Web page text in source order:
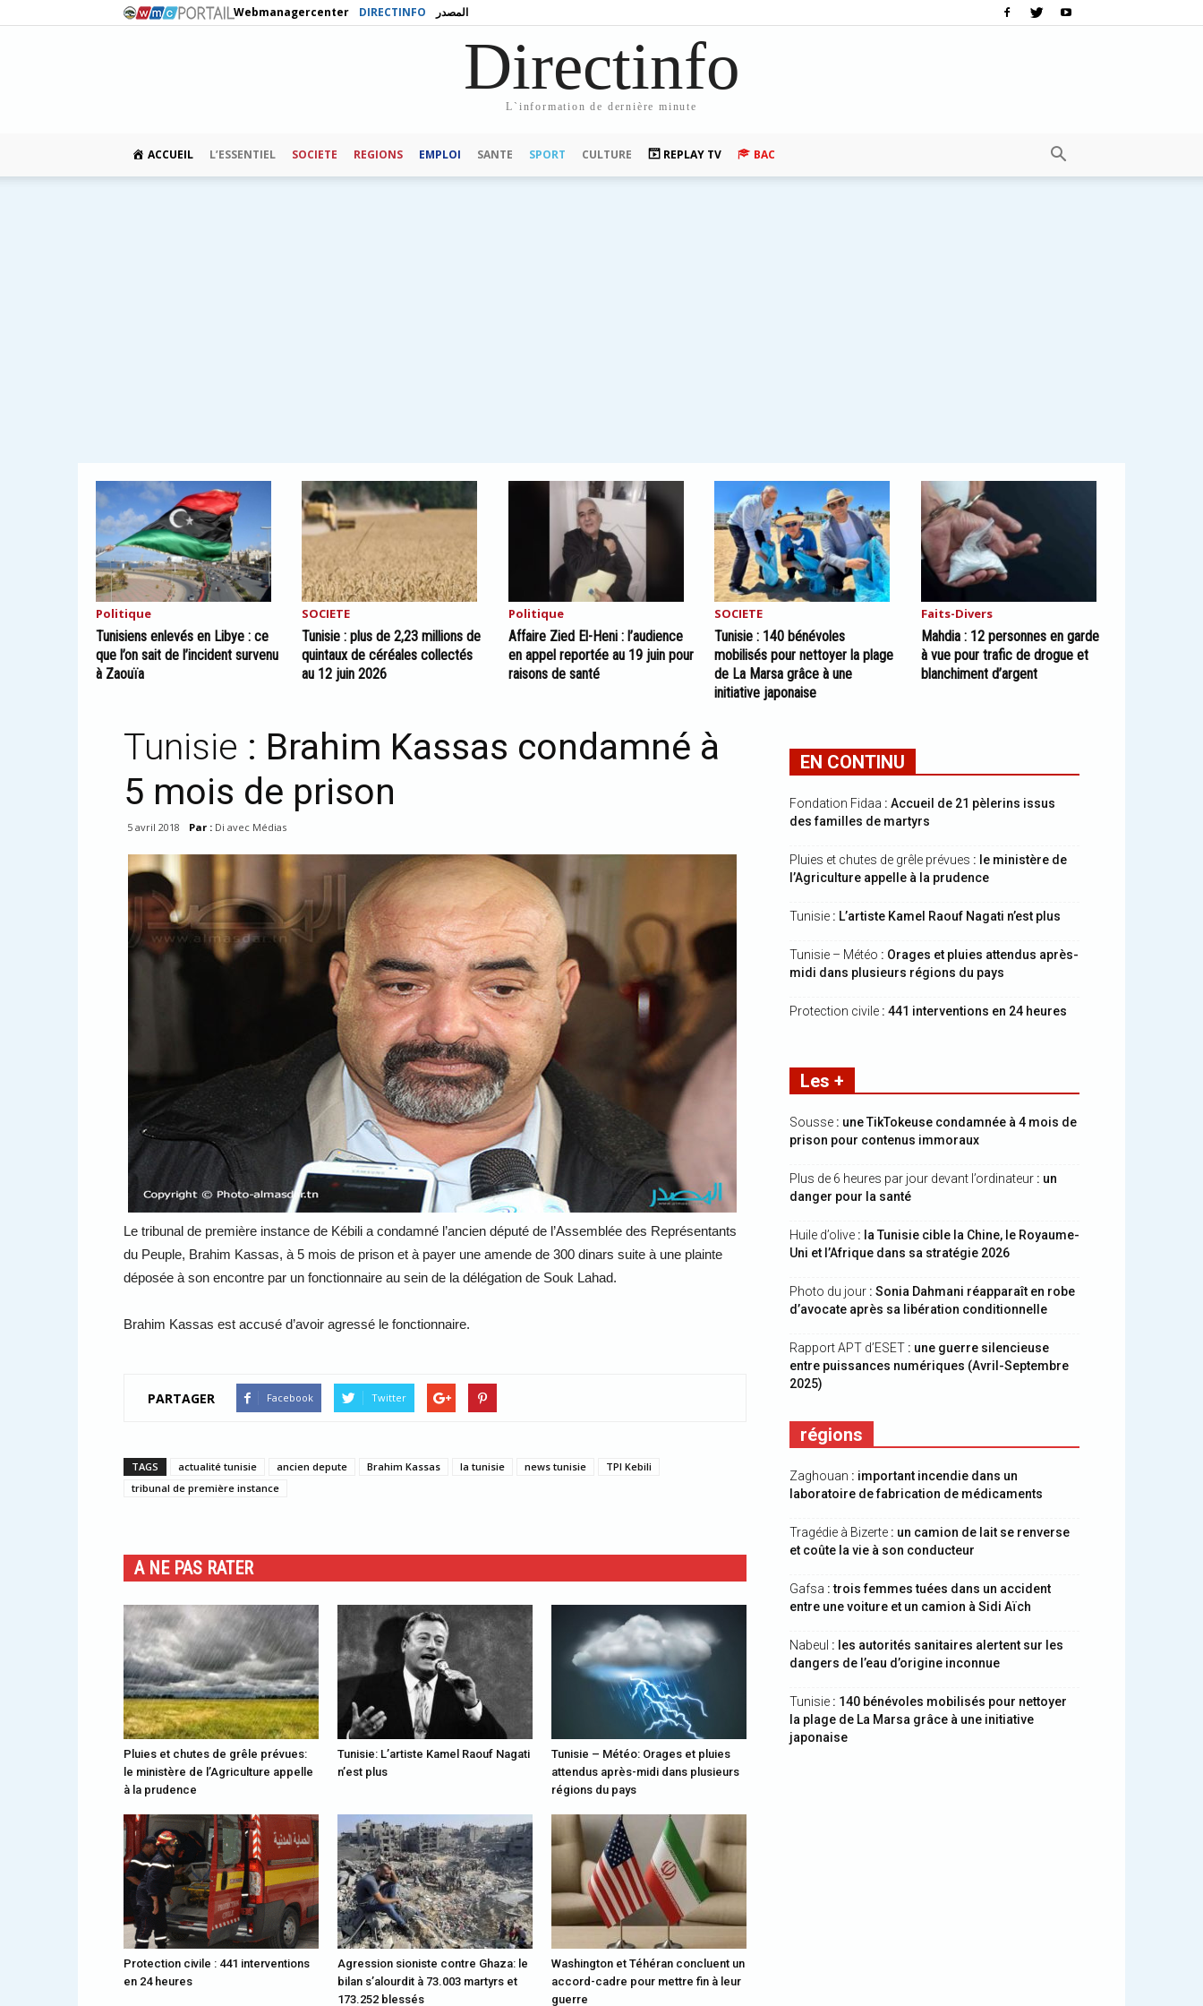
Webmanagercenter DIRECTINFO المصدر
Directinfo
L`information de dernière minute
ACCUEIL L’ESSENTIEL SOCIETE REGIONS EMPLOI SANTE SPORT CULTURE REPLAY TV BAC
Politique
Tunisiens enlevés en Libye : ce
que l’on sait de l’incident survenu
à Zaouïa
SOCIETE
Tunisie : plus de 2,23 millions de
quintaux de céréales collectés
au 12 juin 2026
Politique
Affaire Zied El-Heni : l’audience
en appel reportée au 19 juin pour
raisons de santé
SOCIETE
Tunisie : 140 bénévoles
mobilisés pour nettoyer la plage
de La Marsa grâce à une
initiative japonaise
Faits-Divers
Mahdia : 12 personnes en garde
à vue pour trafic de drogue et
blanchiment d’argent
Tunisie : Brahim Kassas condamné à
5 mois de prison
5 avril 2018 Par : Di avec Médias
Le tribunal de première instance de Kébili a condamné l’ancien député de l’Assemblée des Représentants
du Peuple, Brahim Kassas, à 5 mois de prison et à payer une amende de 300 dinars suite à une plainte
déposée à son encontre par un fonctionnaire au sein de la délégation de Souk Lahad.
Brahim Kassas est accusé d’avoir agressé le fonctionnaire.
PARTAGER Facebook Twitter
TAGS actualité tunisie ancien depute Brahim Kassas la tunisie news tunisie
TPI Kebili
tribunal de première instance
A NE PAS RATER
Pluies et chutes de grêle prévues:
le ministère de l’Agriculture appelle
à la prudence
Tunisie: L’artiste Kamel Raouf Nagati
n’est plus
Tunisie – Météo: Orages et pluies
attendus après-midi dans plusieurs
régions du pays
Protection civile : 441 interventions
en 24 heures
Agression sioniste contre Ghaza: le
bilan s’alourdit à 73.003 martyrs et
173.252 blessés
Washington et Téhéran concluent un
accord-cadre pour mettre fin à leur
guerre
EN CONTINU
Fondation Fidaa : Accueil de 21 pèlerins issus
des familles de martyrs
Pluies et chutes de grêle prévues : le ministère de
l’Agriculture appelle à la prudence
Tunisie : L’artiste Kamel Raouf Nagati n’est plus
Tunisie – Météo : Orages et pluies attendus après-
midi dans plusieurs régions du pays
Protection civile : 441 interventions en 24 heures
Les +
Sousse : une TikTokeuse condamnée à 4 mois de
prison pour contenus immoraux
Plus de 6 heures par jour devant l’ordinateur : un
danger pour la santé
Huile d’olive : la Tunisie cible la Chine, le Royaume-
Uni et l’Afrique dans sa stratégie 2026
Photo du jour : Sonia Dahmani réapparaît en robe
d’avocate après sa libération conditionnelle
Rapport APT d’ESET : une guerre silencieuse
entre puissances numériques (Avril-Septembre
2025)
régions
Zaghouan : important incendie dans un
laboratoire de fabrication de médicaments
Tragédie à Bizerte : un camion de lait se renverse
et coûte la vie à son conducteur
Gafsa : trois femmes tuées dans un accident
entre une voiture et un camion à Sidi Aïch
Nabeul : les autorités sanitaires alertent sur les
dangers de l’eau d’origine inconnue
Tunisie : 140 bénévoles mobilisés pour nettoyer
la plage de La Marsa grâce à une initiative
japonaise